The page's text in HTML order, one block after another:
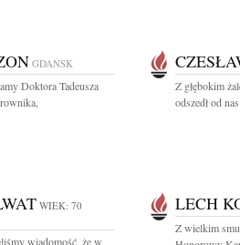
GDAŃSK
Doktora Tadeusza
Z głębokim
odszedł od
WIEK: 70
wiadomość, że w
LECH
Z wielkim